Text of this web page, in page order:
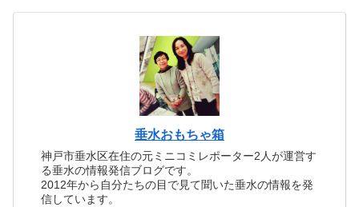
垂水おもちゃ箱
神戸市垂水区在住の元ミニコミレポーター2人が運営す
る垂水の情報発信ブログです。
2012年から自分たちの目で見て聞いた垂水の情報を発
信しています。